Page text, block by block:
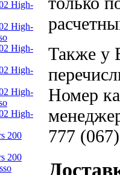
High-
High-
High-
High-
High-
High-
200
200
Также у
Номер
777